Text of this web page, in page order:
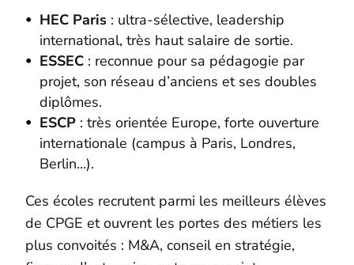
HEC Paris : ultra-sélective, leadership
international, très haut salaire de sortie.
ESSEC : reconnue pour sa pédagogie par
projet, son réseau d’anciens et ses doubles
diplômes.
ESCP : très orientée Europe, forte ouverture
internationale (campus à Paris, Londres,
Berlin…).
Ces écoles recrutent parmi les meilleurs élèves
de CPGE et ouvrent les portes des métiers les
plus convoités : M&A, conseil en stratégie,